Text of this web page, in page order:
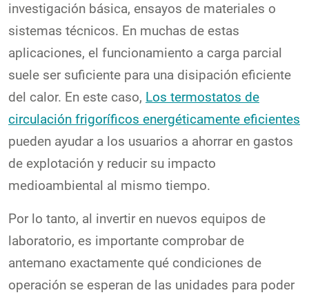
investigación básica, ensayos de materiales o
sistemas técnicos. En muchas de estas
aplicaciones, el funcionamiento a carga parcial
suele ser suficiente para una disipación eficiente
del calor. En este caso, Los termostatos de
circulación frigoríficos energéticamente eficientes
pueden ayudar a los usuarios a ahorrar en gastos
de explotación y reducir su impacto
medioambiental al mismo tiempo.
Por lo tanto, al invertir en nuevos equipos de
laboratorio, es importante comprobar de
antemano exactamente qué condiciones de
operación se esperan de las unidades para poder